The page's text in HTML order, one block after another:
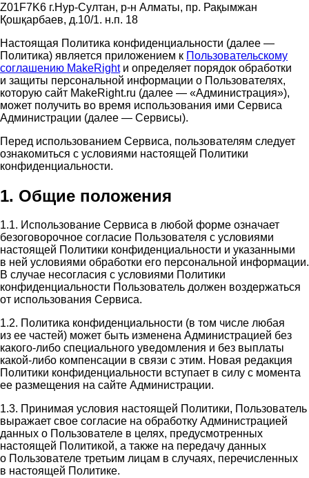
Z01F7K6 г.Нур-Султан, р-н Алматы, пр. Рақымжан
Қошқарбаев, д.10/1. н.п. 18
Настоящая Политика конфиденциальности (далее —
Политика) является приложением к Пользовательскому
соглашению MakeRightи определяет порядок обработки
и защиты персональной информации о Пользователях,
которую сайт MakeRight.ru (далее — «Администрация»),
может получить во время использования ими Cервиса
Администрации (далее — Сервисы).
Перед использованием Сервиса, пользователям следует
ознакомиться с условиями настоящей Политики
конфиденциальности.
1. Общие положения
1.1. Использование Сервиса в любой форме означает
безоговорочное согласие Пользователя с условиями
настоящей Политики конфиденциальности и указанными
в ней условиями обработки его персональной информации.
В случае несогласия с условиями Политики
конфиденциальности Пользователь должен воздержаться
от использования Сервиса.
1.2. Политика конфиденциальности (в том числе любая
из ее частей) может быть изменена Администрацией без
какого-либо специального уведомления и без выплаты
какой-либо компенсации в связи с этим. Новая редакция
Политики конфиденциальности вступает в силу с момента
ее размещения на сайте Администрации.
1.3. Принимая условия настоящей Политики, Пользователь
выражает свое согласие на обработку Администрацией
данных о Пользователе в целях, предусмотренных
настоящей Политикой, а также на передачу данных
о Пользователе третьим лицам в случаях, перечисленных
в настоящей Политике.